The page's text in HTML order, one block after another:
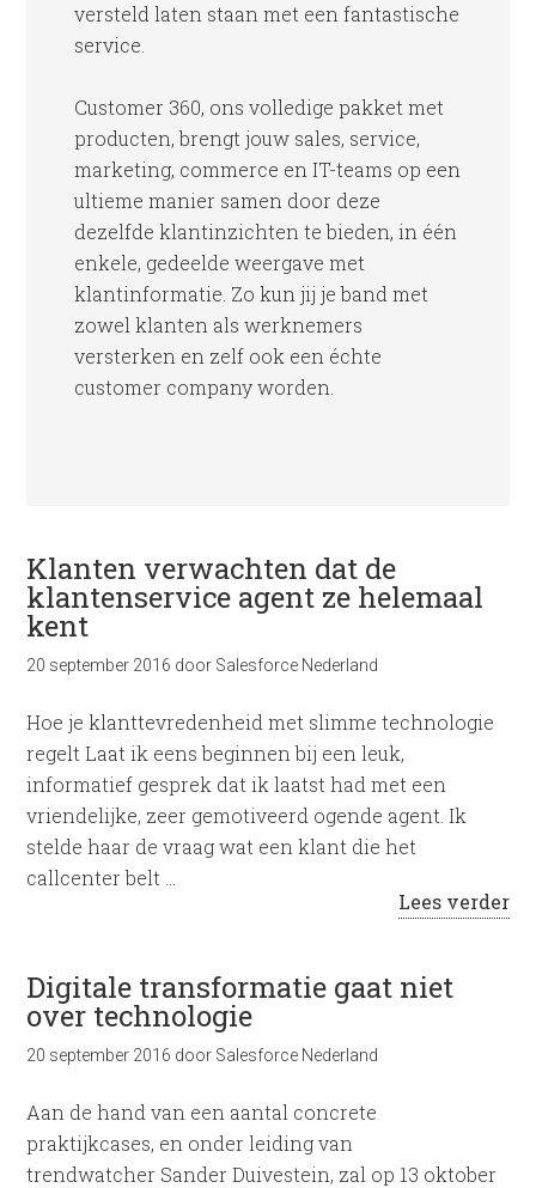
versteld laten staan met een fantastische
service.
Customer 360, ons volledige pakket met
producten, brengt jouw sales, service,
marketing, commerce en IT-teams op een
ultieme manier samen door deze
dezelfde klantinzichten te bieden, in één
enkele, gedeelde weergave met
klantinformatie. Zo kun jij je band met
zowel klanten als werknemers
versterken en zelf ook een échte
customer company worden.
Klanten verwachten dat de
klantenservice agent ze helemaal
kent
20 september 2016 door Salesforce Nederland
Hoe je klanttevredenheid met slimme technologie
regelt Laat ik eens beginnen bij een leuk,
informatief gesprek dat ik laatst had met een
vriendelijke, zeer gemotiveerd ogende agent. Ik
stelde haar de vraag wat een klant die het
callcenter belt …
Lees verder
Digitale transformatie gaat niet
over technologie
20 september 2016 door Salesforce Nederland
Aan de hand van een aantal concrete
praktijkcases, en onder leiding van
trendwatcher Sander Duivestein, zal op 13 oktober